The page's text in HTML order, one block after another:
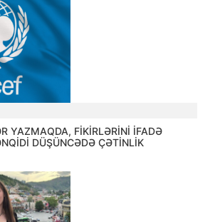
YAZMAQDA, FİKİRLƏRİNİ İFADƏ
DÜŞÜNCƏDƏ ÇƏTİNLİK